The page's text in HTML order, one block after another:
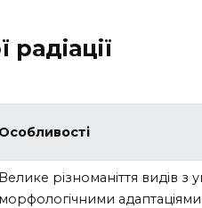
Особливості
Велике різноманіття видів з
морфологічними адаптаціями